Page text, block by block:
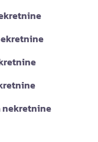
nekretnine